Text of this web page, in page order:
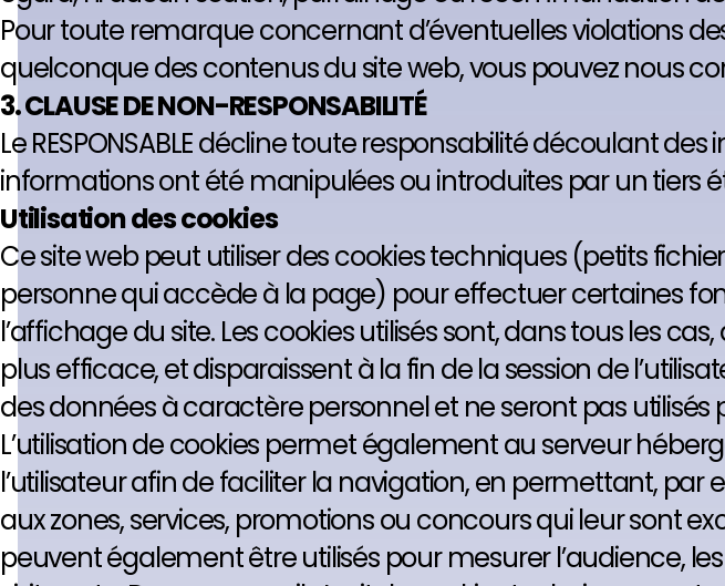
Pour toute remarque concernant d’éventuelles violations
quelconque des contenus du site web, vous pouvez nous
3. CLAUSE DE NON-RESPONSABILITÉ
Le RESPONSABLE décline toute responsabilité découlant
informations ont été manipulées ou introduites par un tiers
Utilisation des cookies
Ce site web peut utiliser des cookies techniques (petits
personne qui accède à la page) pour effectuer certaines
l’affichage du site. Les cookies utilisés sont, dans tous les
plus efficace, et disparaissent à la fin de la session de
des données à caractère personnel et ne seront pas
L’utilisation de cookies permet également au serveur
l’utilisateur afin de faciliter la navigation, en permettant,
aux zones, services, promotions ou concours qui leur sont
peuvent également être utilisés pour mesurer l’audience,